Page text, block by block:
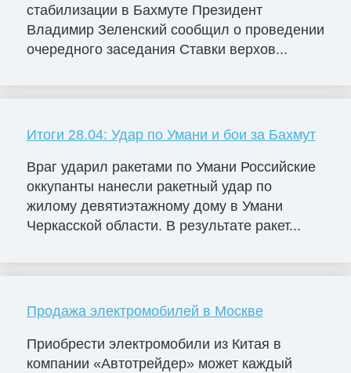
стабилизации в Бахмуте Президент
Владимир Зеленский сообщил о проведении
очередного заседания Ставки верхов...
Итоги 28.04: Удар по Умани и бои за Бахмут
Враг ударил ракетами по Умани Российские
оккупанты нанесли ракетный удар по
жилому девятиэтажному дому в Умани
Черкасской области. В результате ракет...
Продажа электромобилей в Москве
Приобрести электромобили из Китая в
компании «Автотрейдер» может каждый